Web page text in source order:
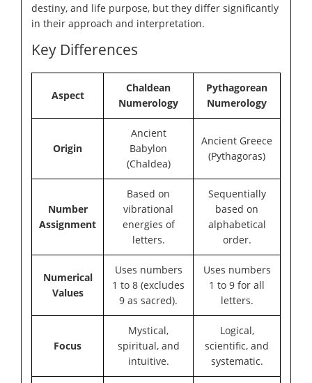
destiny, and life purpose, but they differ significantly
in their approach and interpretation.
Key Differences
Aspect
Chaldean
Numerology
Pythagorean
Numerology
Origin
Ancient
Babylon
(Chaldea)
Ancient Greece
(Pythagoras)
Number
Assignment
Based on
vibrational
energies of
letters.
Sequentially
based on
alphabetical
order.
Numerical
Values
Uses numbers
1 to 8 (excludes
9 as sacred).
Uses numbers
1 to 9 for all
letters.
Focus
Mystical,
spiritual, and
intuitive.
Logical,
scientific, and
systematic.